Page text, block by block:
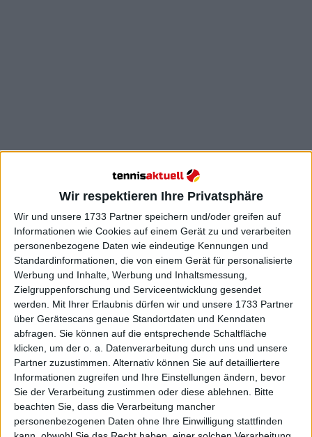
Wir respektieren Ihre Privatsphäre
Wir und unsere 1733 Partner speichern und/oder greifen auf
Informationen wie Cookies auf einem Gerät zu und verarbeiten
personenbezogene Daten wie eindeutige Kennungen und
Standardinformationen, die von einem Gerät für personalisierte
Werbung und Inhalte, Werbung und Inhaltsmessung,
Zielgruppenforschung und Serviceentwicklung gesendet
werden.
Mit Ihrer Erlaubnis dürfen wir und unsere 1733 Partner
über Gerätescans genaue Standortdaten und Kenndaten
abfragen. Sie können auf die entsprechende Schaltfläche
klicken, um der o. a. Datenverarbeitung durch uns und unsere
Partner zuzustimmen. Alternativ können Sie auf detailliertere
Informationen zugreifen und Ihre Einstellungen ändern, bevor
Sie der Verarbeitung zustimmen oder diese ablehnen.
Bitte
beachten Sie, dass die Verarbeitung mancher
personenbezogenen Daten ohne Ihre Einwilligung stattfinden
Auf die Frage nach der Entscheidung und der Art
und Weise, wie der Fall gelöst wurde, gab Swiatek
eine besonnene und nachdenkliche Antwort. Sie
betonte, dass sie an die Fairness des Prozesses
glaube: "Ich vertraue darauf, dass der Prozess am
Ende fair verlaufen ist. Das ist das Einzige, was ich
tue, denn ich versuche, nicht zu urteilen".
Weiterlesen
Die Dopingsperre von Jannik
Sinner: Ein Blick auf andere
gesperrte Tennisstars -
Sharapova, Halep und mehr